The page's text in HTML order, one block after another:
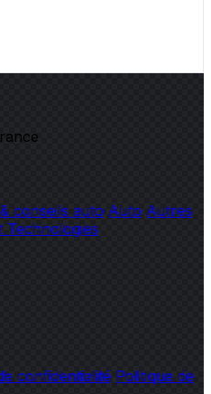
conseils auto Auto Autres
Technologies
confidentialité Politique de